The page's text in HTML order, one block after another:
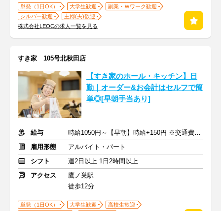
単発（1日OK） 大学生歓迎
副業・Ｗワーク歓迎
シルバー歓迎
主婦(夫)歓迎
株式会社LEOCの求人一覧を見る
すき家 105号北秋田店
【すき家のホール・キッチン】日
勤｜オーダー&お会計はセルフで簡
単◎[早朝手当あり]
給与
時給1050円～【早朝】時給+150円 ※交通費支給
雇用形態
アルバイト・パート
シフト
週2日以上 1日2時間以上
アクセス
鷹ノ巣駅
徒歩12分
単発（1日OK） 大学生歓迎
高校生歓迎